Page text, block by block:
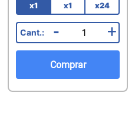
x1
x1
x24
- +
Comprar